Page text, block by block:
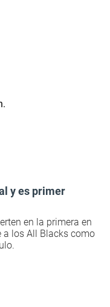
y es primer
en la primera en
a los All Blacks como